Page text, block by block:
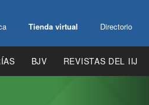
Tienda virtual Directorio
BJV REVISTAS DEL IIJ